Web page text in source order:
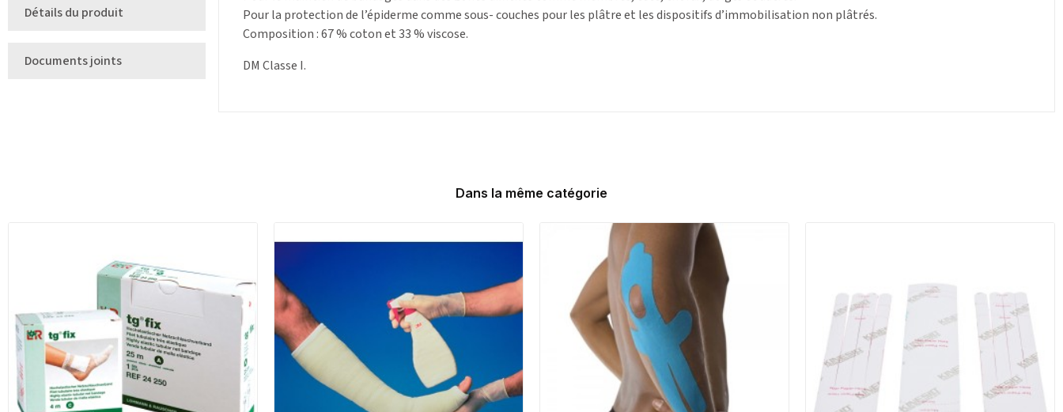
Détails du produit
Documents joints
Pour la protection de l’épiderme comme sous- couches pour les plâtre et les dispositifs d’immobilisation non plâtrés.
Composition : 67 % coton et 33 % viscose.
DM Classe I.
Dans la même catégorie